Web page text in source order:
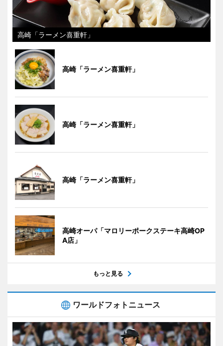
高崎「ラーメン喜重軒」
高崎「ラーメン喜重軒」
高崎「ラーメン喜重軒」
高崎「ラーメン喜重軒」
高崎オーパ「マロリーポークステーキ高崎OP
A店」
もっと見る
ワールドフォトニュース